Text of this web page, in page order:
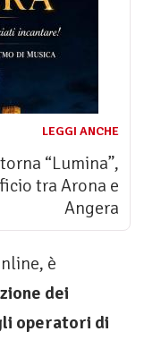
LEGGI ANCHE
“Lumina”,
tra Arona e
Angera
è
dei
operatori di